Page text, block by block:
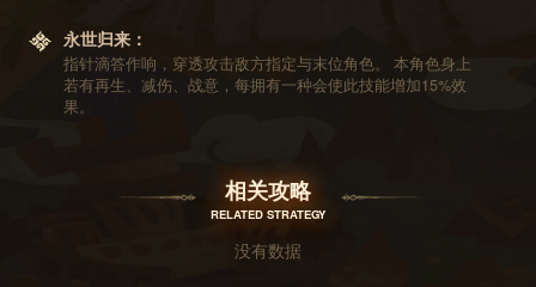
永世归来：
指针滴答作响，穿透攻击敌方指定与末位角色。 本角色身上
若有再生、减伤、战意，每拥有一种会使此技能增加15%效
果。
相关攻略
RELATED STRATEGY
没有数据